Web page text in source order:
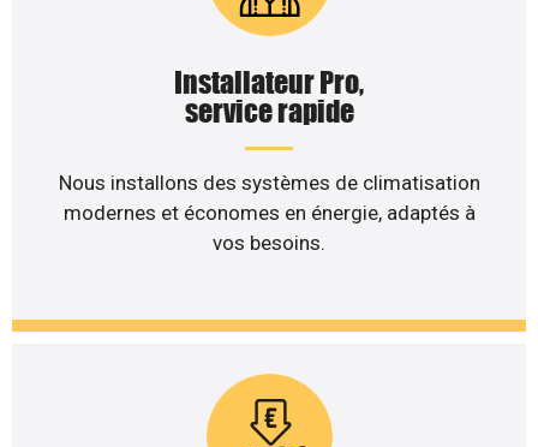
Installateur Pro,
service rapide
Nous installons des systèmes de climatisation
modernes et économes en énergie, adaptés à
vos besoins.